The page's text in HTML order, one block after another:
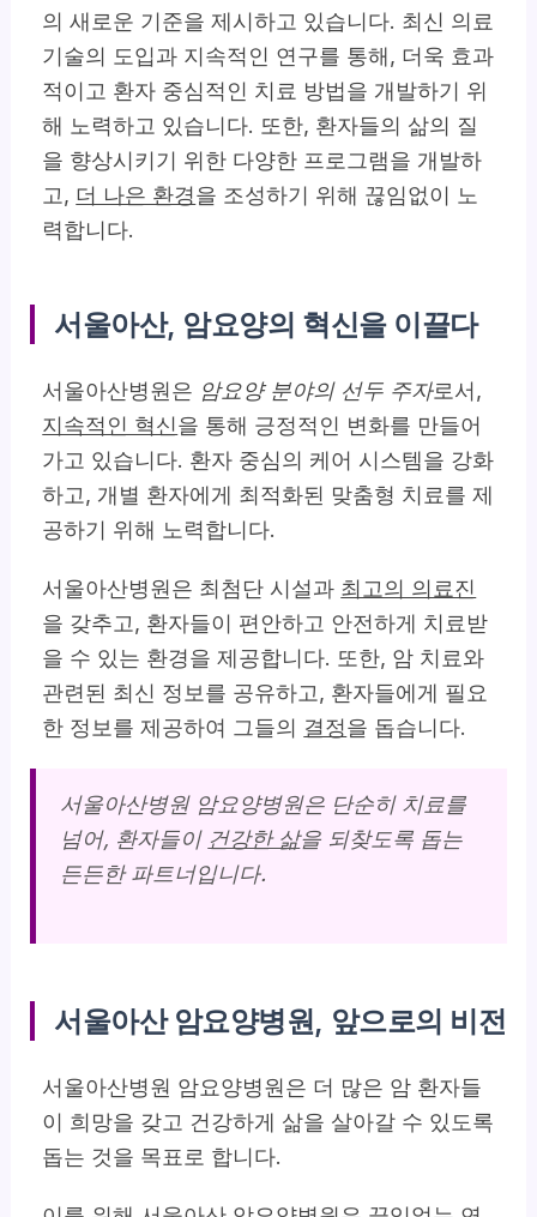
의 새로운 기준을 제시하고 있습니다. 최신 의료
기술의 도입과 지속적인 연구를 통해, 더욱 효과
적이고 환자 중심적인 치료 방법을 개발하기 위
해 노력하고 있습니다. 또한, 환자들의 삶의 질
을 향상시키기 위한 다양한 프로그램을 개발하
고, 더 나은 환경을 조성하기 위해 끊임없이 노
력합니다.
서울아산, 암요양의 혁신을 이끌다
서울아산병원은 암요양 분야의 선두 주자로서,
지속적인 혁신을 통해 긍정적인 변화를 만들어
가고 있습니다. 환자 중심의 케어 시스템을 강화
하고, 개별 환자에게 최적화된 맞춤형 치료를 제
공하기 위해 노력합니다.
서울아산병원은 최첨단 시설과 최고의 의료진
을 갖추고, 환자들이 편안하고 안전하게 치료받
을 수 있는 환경을 제공합니다. 또한, 암 치료와
관련된 최신 정보를 공유하고, 환자들에게 필요
한 정보를 제공하여 그들의 결정을 돕습니다.
서울아산병원 암요양병원은 단순히 치료를
넘어, 환자들이 건강한 삶을 되찾도록 돕는
든든한 파트너입니다.
서울아산 암요양병원, 앞으로의 비전
서울아산병원 암요양병원은 더 많은 암 환자들
이 희망을 갖고 건강하게 삶을 살아갈 수 있도록
돕는 것을 목표로 합니다.